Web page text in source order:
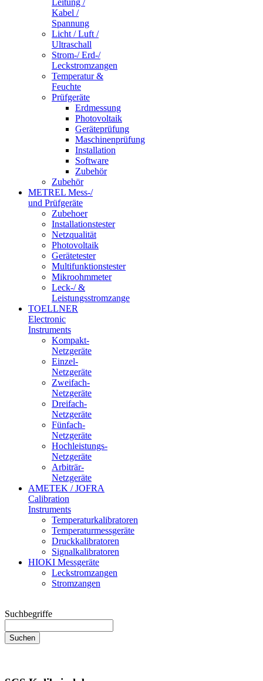
Kabel /
Spannung
Licht / Luft /
Ultraschall
Strom-/ Erd-/
Leckstromzangen
Temperatur &
Feuchte
Prüfgeräte
Erdmessung
Photovoltaik
Geräteprüfung
Maschinenprüfung
Installation
Software
Zubehör
Zubehör
METREL Mess-/
und Prüfgeräte
Zubehoer
Installationstester
Netzqualität
Photovoltaik
Gerätetester
Multifunktionstester
Mikroohmmeter
Leck-/ &
Leistungsstromzange
TOELLNER
Electronic
Instruments
Kompakt-
Netzgeräte
Einzel-
Netzgeräte
Zweifach-
Netzgeräte
Dreifach-
Netzgeräte
Fünfach-
Netzgeräte
Hochleistungs-
Netzgeräte
Arbiträr-
Netzgeräte
AMETEK / JOFRA
Calibration
Instruments
Temperaturkalibratoren
Temperaturmessgeräte
Druckkalibratoren
Signalkalibratoren
HIOKI Messgeräte
Leckstromzangen
Stromzangen
Suchbegriffe